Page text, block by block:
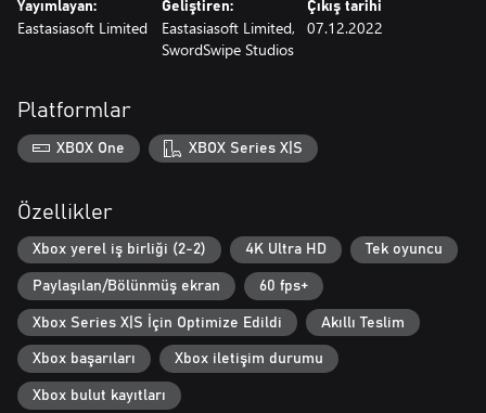
Yayımlayan:
Eastasiasoft Limited
Geliştiren:
Eastasiasoft Limited,
SwordSwipe Studios
Çıkış tarihi
07.12.2022
Platformlar
XBOX One XBOX Series X|S
Özellikler
Xbox yerel iş birliği (2-2) 4K Ultra HD Tek oyuncu
Paylaşılan/Bölünmüş ekran 60 fps+
Xbox Series X|S İçin Optimize Edildi Akıllı Teslim
Xbox başarıları Xbox iletişim durumu
Xbox bulut kayıtları